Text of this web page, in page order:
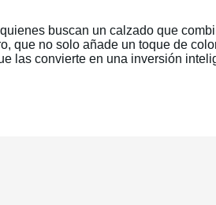
buscan un calzado que
que no solo añade un toque de
las convierte en una inversión